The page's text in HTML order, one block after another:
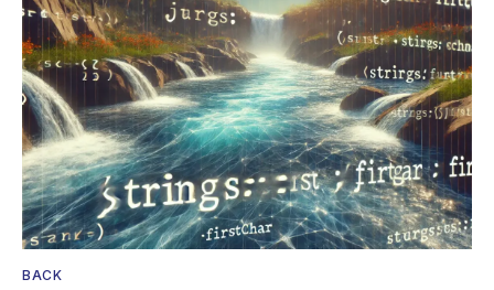
BACK